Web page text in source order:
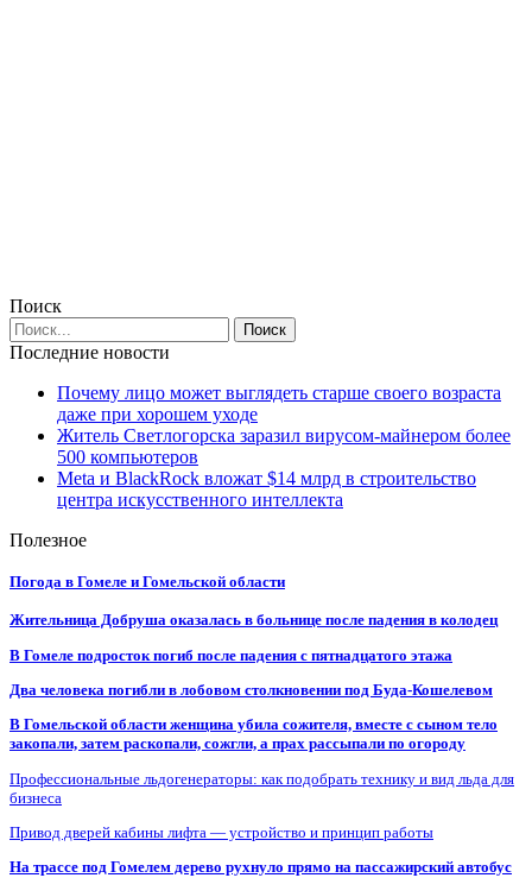
Поиск
Последние новости
Почему лицо может выглядеть старше своего возраста
даже при хорошем уходе
Житель Светлогорска заразил вирусом-майнером более
500 компьютеров
Meta и BlackRock вложат $14 млрд в строительство
центра искусственного интеллекта
Полезное
Погода в Гомеле и Гомельской области
Жительница Добруша оказалась в больнице после падения в колодец
В Гомеле подросток погиб после падения с пятнадцатого этажа
Два человека погибли в лобовом столкновении под Буда-Кошелевом
В Гомельской области женщина убила сожителя, вместе с сыном тело
закопали, затем раскопали, сожгли, а прах рассыпали по огороду
Профессиональные льдогенераторы: как подобрать технику и вид льда для
бизнеса
Привод дверей кабины лифта — устройство и принцип работы
На трассе под Гомелем дерево рухнуло прямо на пассажирский автобус